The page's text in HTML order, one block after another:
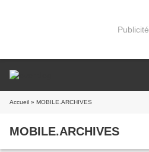
Publicité
Accueil » MOBILE.ARCHIVES
MOBILE.ARCHIVES